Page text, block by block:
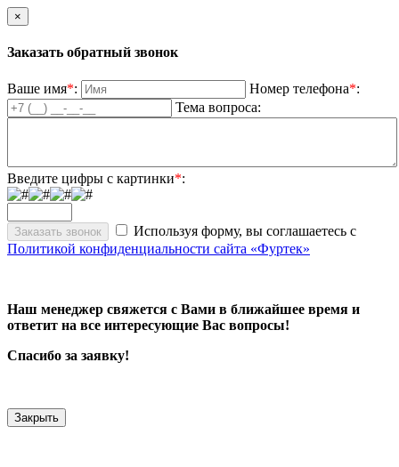
×
Заказать обратный звонок
Ваше имя*: Номер телефона*:
Тема вопроса:
Введите цифры с картинки*:
Используя форму, вы соглашаетесь с
Политикой конфиденциальности сайта «Фуртек»
Наш менеджер свяжется с Вами в ближайшее время и
ответит на все интересующие Вас вопросы!
Спасибо за заявку!
Закрыть